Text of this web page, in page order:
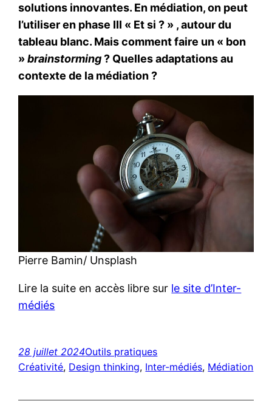
solutions innovantes. En médiation, on peut
l’utiliser en phase III « Et si ? » , autour du
tableau blanc. Mais comment faire un « bon
»brainstorming? Quelles adaptations au
contexte de la médiation ?
Pierre Bamin/ Unsplash
Lire la suite en accès libre sur le site d’Inter-
médiés
28 juillet 2024Outils pratiques
Créativité, Design thinking, Inter-médiés, Médiation